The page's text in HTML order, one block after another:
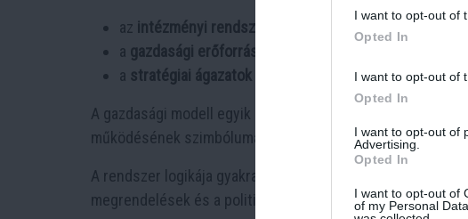
I want to opt-out of
Opted In
I want to opt-out of
Opted In
I want to opt-out of
Advertising.
Opted In
I want to opt-out of
of my Personal
az intézményi rendszer átalakítását
a gazdasági erőforrások centralizálását
a stratégiai ágazatok újraosztását
A gazdasági modell egyik kulcsszereplője
működésének szimbólumává vált.
A rendszer logikája gyakran a
megrendelések és a politikai kapcsolatok kiemelt